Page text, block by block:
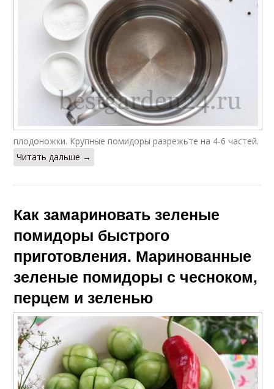
плодоножки. Крупные помидоры разрежьте на 4-6 частей.
Читать дальше →
Как замариновать зеленые
помидоры быстрого
приготовления. Маринованные
зеленые помидоры с чесноком,
перцем и зеленью